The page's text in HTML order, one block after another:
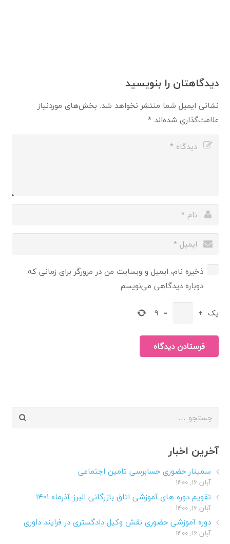
دیدگاهتان را بنویسید
نشانی ایمیل شما منتشر نخواهد شد. بخش‌های موردنیاز
علامت‌گذاری شده‌اند*
ذخیره نام، ایمیل و وبسایت من در مرورگر برای زمانی که
دوباره دیدگاهی می‌نویسم.
یک +
=
9
فرستادن دیدگاه
جستجو
آخرین اخبار
سمینار حضوری حسابرسی تامین اجتماعی
آبان ۱۶, ۱۴۰۰
تقویم دوره های آموزشی اتاق بازرگانی البرز-آذرماه ۱۴۰۱
آبان ۱۶, ۱۴۰۰
دوره آموزشی حضوری نقش وکیل دادگستری در فرایند داوری
آبان ۱۶, ۱۴۰۰